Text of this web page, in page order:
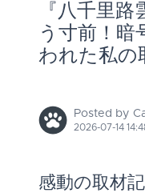
『八千里
う寸前！暗
われた私の
Posted by
2026-07-14
感動の取材